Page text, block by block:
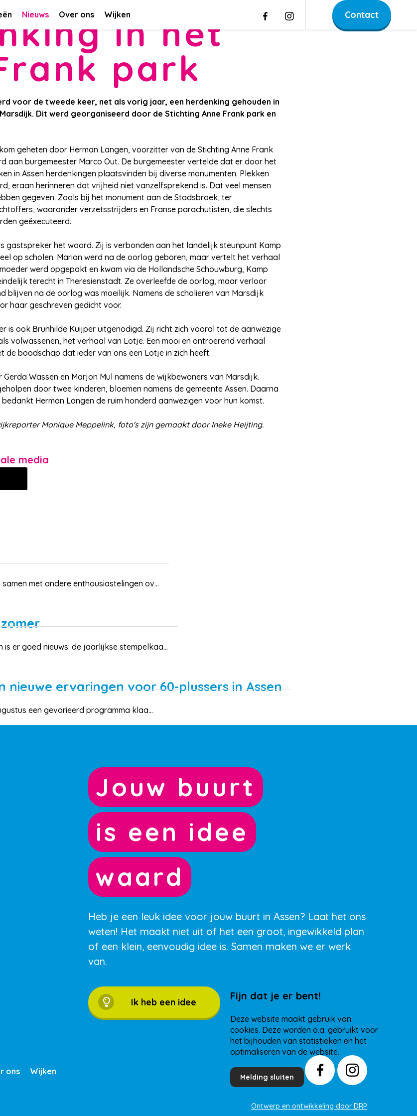
Nieuws Over ons Wijken Contact
in het
park
voor de tweede keer, net als vorig jaar, een herdenking gehouden in
Dit werd georganiseerd door de Stichting Anne Frank park en
geheten door Herman Langen, voorzitter van de Stichting Anne Frank
aan burgemeester Marco Out. De burgemeester vertelde dat er door het
in Assen herdenkingen plaatsvinden bij diverse monumenten. Plekken
eraan herinneren dat vrijheid niet vanzelfsprekend is. Dat veel mensen
gegeven. Zoals bij het monument aan de Stadsbroek, ter
waaronder verzetsstrijders en Franse parachutisten, die slechts
geëxecuteerd.
gastspreker het woord. Zij is verbonden aan het landelijk steunpunt Kamp
op scholen. Marian werd na de oorlog geboren, maar vertelt het verhaal
werd opgepakt en kwam via de Hollandsche Schouwburg, Kamp
terecht in Theresienstadt. Ze overleefde de oorlog, maar verloor
blijven na de oorlog was moeilijk. Namens de scholieren van Marsdijk
haar geschreven gedicht voor.
is ook Brunhilde Kuijper uitgenodigd. Zij richt zich vooral tot de aanwezige
volwassenen, het verhaal van Lotje. Een mooi en ontroerend verhaal
de boodschap dat ieder van ons een Lotje in zich heeft.
Wassen en Marjon Mul namens de wijkbewoners van Marsdijk.
door twee kinderen, bloemen namens de gemeente Assen. Daarna
Herman Langen de ruim honderd aanwezigen voor hun komst.
Monique Meppelink, foto's zijn gemaakt door Ineke Heijting.
media
met andere enthousiastelingen ov...
er goed nieuws: de jaarlijkse stempelkaa...
nieuwe ervaringen voor 60-plussers in Assen
een gevarieerd programma klaa...
Jouw buurt
is een idee
waard
Heb je een leuk idee voor jouw buurt in Assen? Laat het ons
weten! Het maakt niet uit of het een groot, ingewikkeld plan
of een klein, eenvoudig idee is. Samen maken we er werk
van.
Ik heb een idee
ons Wijken
Ontwerp en ontwikkeling door DRP
Fijn dat je er bent!
Deze website maakt gebruik van
cookies. Deze worden o.a. gebruikt voor
het bijhouden van statistieken en het
optimaliseren van de website.
Melding sluiten